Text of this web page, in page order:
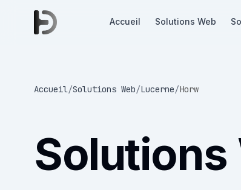
Accueil Solutions Web
Accueil/Solutions Web/Lucerne/Horw
Solutions